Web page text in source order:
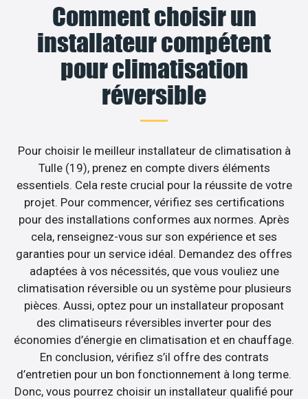
Comment choisir un
installateur compétent
pour climatisation
réversible
Pour choisir le meilleur installateur de climatisation à
Tulle (19), prenez en compte divers éléments
essentiels. Cela reste crucial pour la réussite de votre
projet. Pour commencer, vérifiez ses certifications
pour des installations conformes aux normes. Après
cela, renseignez-vous sur son expérience et ses
garanties pour un service idéal. Demandez des offres
adaptées à vos nécessités, que vous vouliez une
climatisation réversible ou un système pour plusieurs
pièces. Aussi, optez pour un installateur proposant
des climatiseurs réversibles inverter pour des
économies d’énergie en climatisation et en chauffage.
En conclusion, vérifiez s’il offre des contrats
d’entretien pour un bon fonctionnement à long terme.
Donc, vous pourrez choisir un installateur qualifié pour